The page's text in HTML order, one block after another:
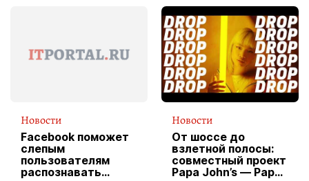
Новости
Facebook поможет
слепым
пользователям
распознавать
Новости
От шоссе до
взлетной полосы:
совместный проект
Papa John’s — Papa